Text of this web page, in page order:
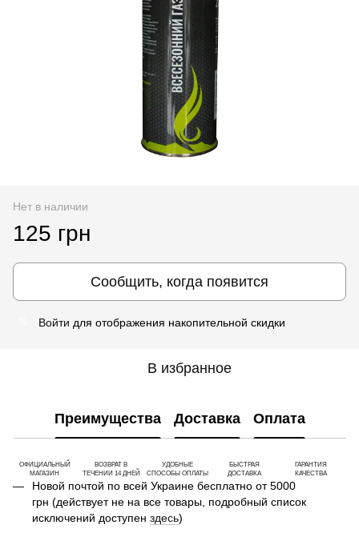
Нет в наличии
125 грн
Сообщить, когда появится
Войти для отображения накопительной скидки
В избранное
Преимущества Доставка Оплата
ОФИЦИАЛЬНЫЙ
МАГАЗИН
ВОЗВРАТ В
ТЕЧЕНИИ 14 ДНЕЙ
УДОБНЫЕ
СПОСОБЫ ОПЛАТЫ
БЫСТРАЯ
ДОСТАВКА
ГАРАНТИЯ
КАЧЕСТВА
Новой почтой по всей Украине бесплатно от 5000
грн (действует не на все товары, подробный список
исключений доступен здесь)